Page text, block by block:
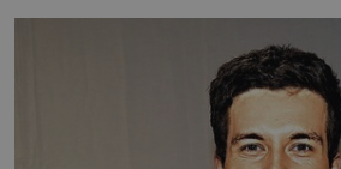
chodila do školy u nás na vesnici.